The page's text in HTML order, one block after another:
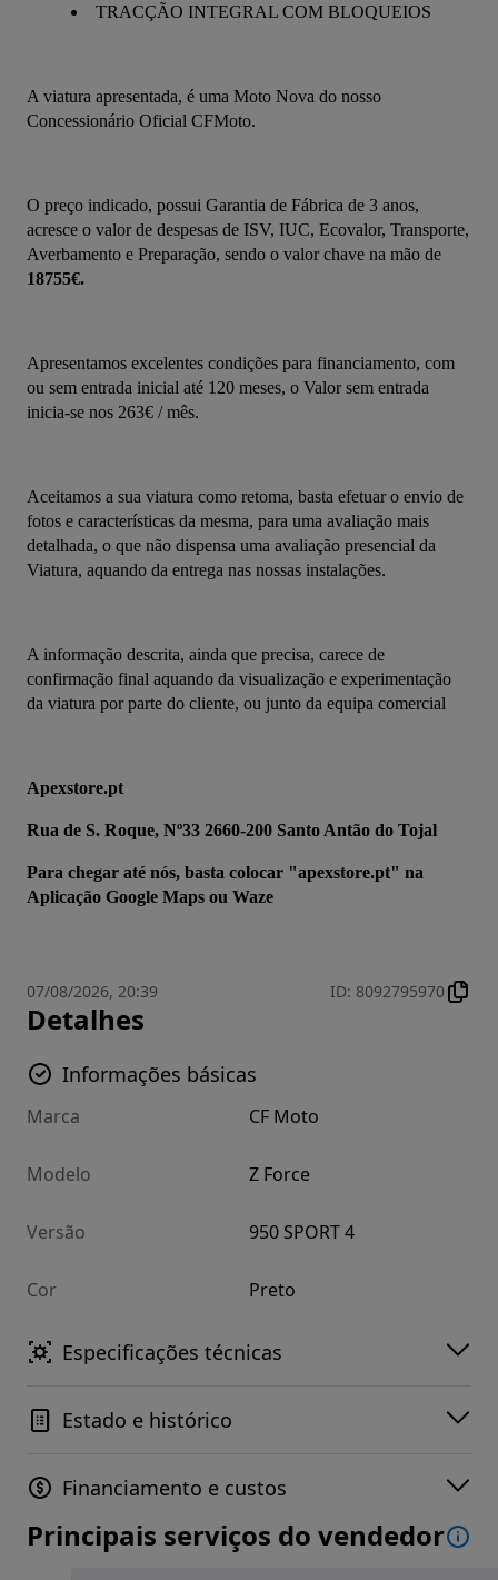
TRACÇÃO INTEGRAL COM BLOQUEIOS
A viatura apresentada, é uma Moto Nova do nosso
Concessionário Oficial CFMoto.
O preço indicado, possui Garantia de Fábrica de 3 anos,
acresce o valor de despesas de ISV, IUC, Ecovalor, Transporte,
18755€.
Apresentamos excelentes condições para financiamento, com
ou sem entrada inicial até 120 meses, o Valor sem entrada
inicia-se nos 263€ / mês.
Aceitamos a sua viatura como retoma, basta efetuar o envio de
fotos e características da mesma, para uma avaliação mais
detalhada, o que não dispensa uma avaliação presencial da
Viatura, aquando da entrega nas nossas instalações.
A informação descrita, ainda que precisa, carece de
confirmação final aquando da visualização e experimentação
da viatura por parte do cliente, ou junto da equipa comercial
Apexstore.pt
Rua de S. Roque, Nº33 2660-200 Santo Antão do Tojal
Para chegar até nós, basta colocar "apexstore.pt" na
Aplicação Google Maps ou Waze
07/08/2026, 20:39 ID: 8092795970
Detalhes
Informações básicas
Marca CF Moto
Modelo Z Force
Versão 950 SPORT 4
Cor Preto
Especificações técnicas
Estado e histórico
Financiamento e custos
Principais serviços do vendedor